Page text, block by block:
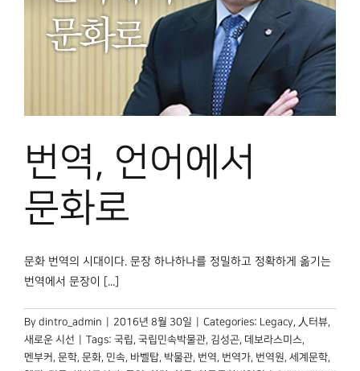
번역, 언어에서
문화로
문화 번역의 시대이다. 문장 하나하나를 정밀하고 정확하게 옮기는
번역에서 문장이 [...]
By dintro_admin 2016년 8월 30일 Categories: Legacy, 人터뷰,
새로운 시선
Tags: 국립, 국립민속박물관, 김성곤, 데보라스미스,
멘부커 , 문학, 문화, 민속, 바벨탑, 박물관, 번역, 번역가, 번역원, 세계문학,